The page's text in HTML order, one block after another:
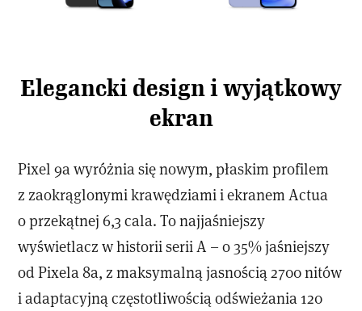
Elegancki design i wyjątkowy
ekran
Pixel 9a wyróżnia się nowym, płaskim profilem
z zaokrąglonymi krawędziami i ekranem Actua
o przekątnej 6,3 cala. To najjaśniejszy
wyświetlacz w historii serii A – o 35% jaśniejszy
od Pixela 8a, z maksymalną jasnością 2700 nitów
i adaptacyjną częstotliwością odświeżania 120